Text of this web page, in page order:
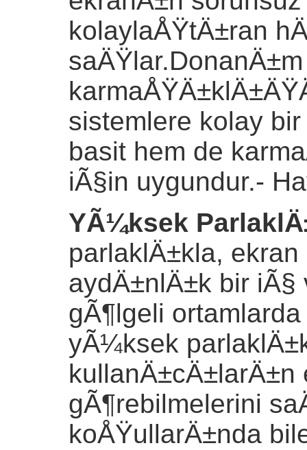
kolaylaÅŸtÄ±ran
sistemlere kolay
basit hem de
iÃ§in uygundur.-
YÃ¼ksek
parlaklÄ±kla,
aydÄ±nlÄ±k bir
gÃ¶lgeli
yÃ¼ksek
gÃ¶rebilmelerini
koÅŸullarÄ±nda